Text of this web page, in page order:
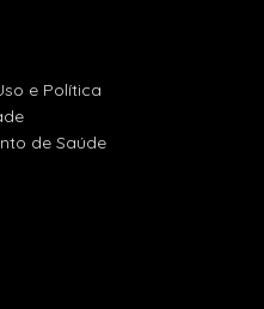
e Política
de Saúde